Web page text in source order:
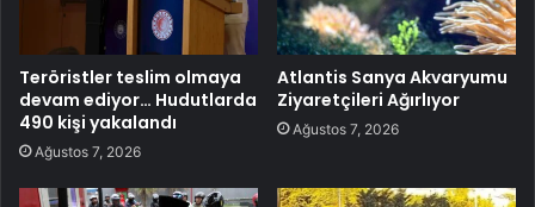
Teröristler teslim olmaya
devam ediyor… Hudutlarda
490 kişi yakalandı
Ağustos 7, 2026
Atlantis Sanya Akvaryumu
Ziyaretçileri Ağırlıyor
Ağustos 7, 2026